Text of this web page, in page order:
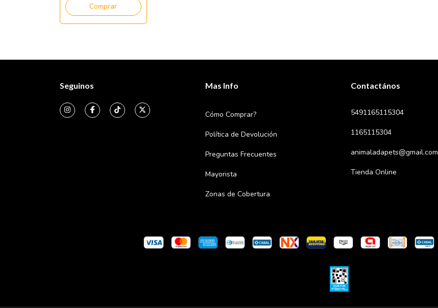
Comprar
Seguinos Mas Info
Cómo Comprar?
Política de Devolución
Preguntas Frecuentes
Mayorista
Zonas de Cobertura
Contactános
5491165115304
1165115304
animaladapets@gmail.com
Tienda Online